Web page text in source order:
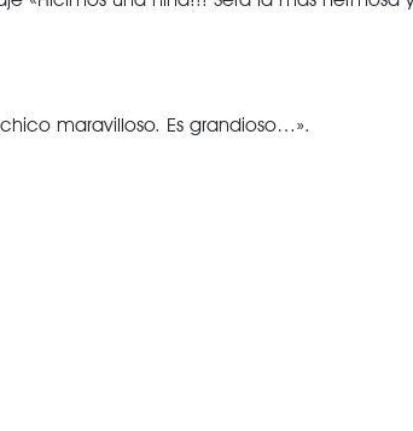
maravilloso. Es grandioso…».